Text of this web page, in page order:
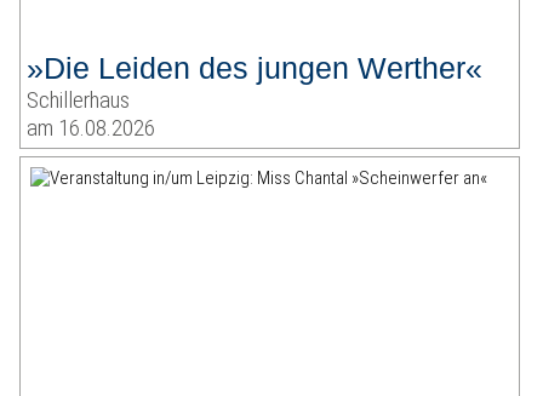
»Die Leiden des jungen Werther«
Schillerhaus
am 16.08.2026